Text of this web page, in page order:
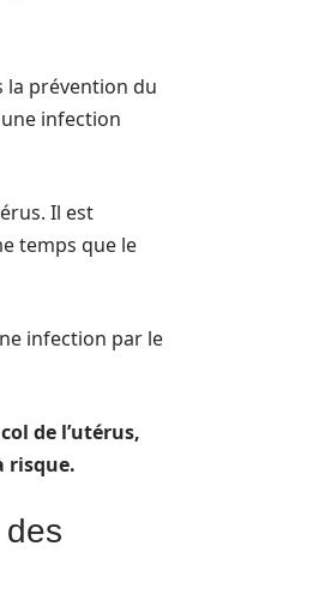
la prévention du
infection
Il est
temps que le
infection par le
de l’utérus,
risque.